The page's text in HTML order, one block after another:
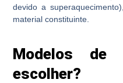
devido a
material constituinte.
Modelos de
escolher?